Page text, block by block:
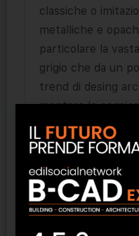
classiche o
metalliche e
particolare la
grigio che da un
trend di desing
montare le
linea pulita,
finestre Elegante.
Prodotti